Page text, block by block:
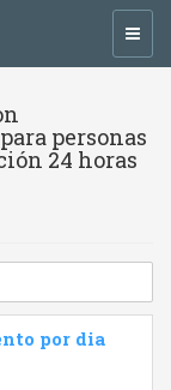
personas
24 horas
por dia